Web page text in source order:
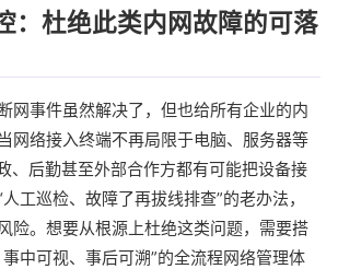
：杜绝此类内网故障的可落
网事件虽然解决了，但也给所有企业的内
网络接入终端不再局限于电脑、服务器等
、后勤甚至外部合作方都有可能把设备接
工巡检、故障了再拔线排查”的老办法，
险。想要从根源上杜绝这类问题，需要搭
中可视、事后可溯”的全流程网络管理体